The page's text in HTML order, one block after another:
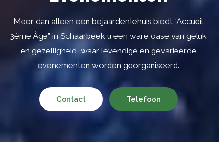
kamers met eigen badkamer, gelegen in
omgeving en bieden een
met vrijheid van uitstapjes
en bezoeken.
Telefoon
Meer dan alleen een bejaardentehuis biedt “Accueil
3ème Âge” in Schaarbeek u een ware oase van geluk
en gezelligheid, waar levendige en gevarieerde
evenementen worden georganiseerd.
Contact Telefoon
Keuken
gevarieerde en verse menu's,
Contact